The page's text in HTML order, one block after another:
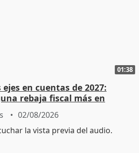
01:38
en cuentas de 2027:
rebaja fiscal más en
02/08/2026